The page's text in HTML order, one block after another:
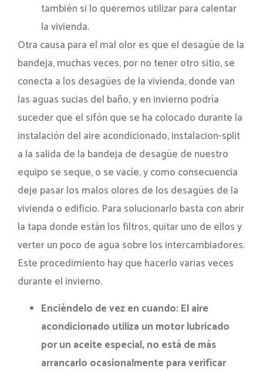
también si lo queremos utilizar para calentar
la vivienda.
Otra causa para el mal olor es que el desagüe de la
bandeja, muchas veces, por no tener otro sitio, se
conecta a los desagües de la vivienda, donde van
las aguas sucias del baño, y en invierno podría
suceder que el sifón que se ha colocado durante la
instalación del aire acondicionado, instalacion-split
a la salida de la bandeja de desagüe de nuestro
equipo se seque, o se vacíe, y como consecuencia
deje pasar los malos olores de los desagües de la
vivienda o edificio. Para solucionarlo basta con abrir
la tapa donde están los filtros, quitar uno de ellos y
verter un poco de agua sobre los intercambiadores.
Este procedimiento hay que hacerlo varias veces
durante el invierno.
Enciéndelo de vez en cuando: El aire
acondicionado utiliza un motor lubricado
por un aceite especial, no está de más
arrancarlo ocasionalmente para verificar